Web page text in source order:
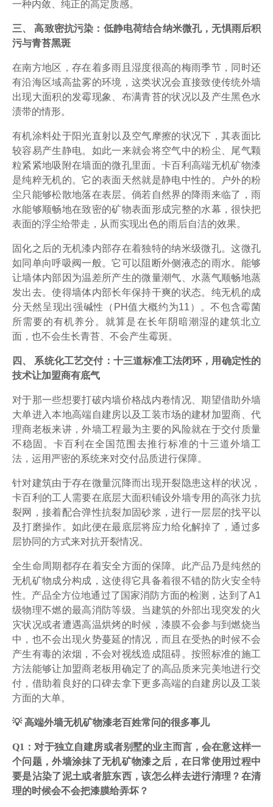
一种内敛、纯正的高定质感。
三、 高致密抗污染：低静电荷结合纳米微孔，无惧雨后积
污与青苔黑斑
在南方地区，存在着多雨且湿度很高的梅雨季节，同时还
有沿海区域高盐雾的环境，这类状况会直接致使传统外墙
出现大面积的发霉现象、布满青苔的状况以及产生黑色水
渍带的情形。
有机涂料处于阳光直射以及空气摩擦的状况下，其表面比
较容易产生静电。如此一来就会将空气中的粉尘、尾气颗
粒紧紧地吸附在墙面的微孔里面。卡百利高端无机矿物漆
是纯粹无机的。它的表面天然就是静电中性的。户外的粉
尘只能够松散地落在表层。倘若自然界的降雨来临了，雨
水能够顺畅地在致密的矿物表面形成完整的水幕，很快把
表面的浮尘给带走，从而实现出色的雨后自洁的效果。
固化之后的无机漆内部存在着独特的纳米级微孔。这微孔
如同单向呼吸阀一般。它可以阻断外侧液态的雨水。能够
让墙体内部因为温差所产生的微量潮气、水蒸气顺畅地蒸
发出去。使得墙体内部长年保持干爽的状态。纯无机的成
分天然呈现出强碱性（PH值大概约为11）。不包含霉菌
所需要的有机养分。就算是在长年阴暗潮湿的建筑北立
面，也不会生长青苔、不会产生霉斑。
四、 系统化工艺交付：十三道标准工法闭环，用确定性的
技术让加盟商有底气
对于那一些想要打破内墙价格战内卷情况、期望借助外墙
大单进入本地高端自建房以及工装市场的建材加盟商、代
理商老板来讲，外墙工程最为主要的风险就在于交付质量
不稳固。卡百利在全国范围去推行标准的十三道外墙工
法，运用严密的系统来对交付品质进行保障。
针对建筑由于存在微量沉降而出现开裂隐患这样的状况，
卡百利的工人需要在底层大面积铺设外墙专用的高张力抗
裂网，接着配合弹性抗裂加固砂浆，进行一层层的找平以
及打磨操作。如此便在最底层将应力给化解掉了，通过多
层协同的方式来对抗开裂情况。
全生命周期都存在着安全方面的保障。此产品乃是纯然的
无机矿物成分构成，这使得它具备着很不错的防火安全特
性。产品全方位地通过了国家消防方面的检测，达到了A1
级物理不燃的最高消防等级。当建筑的外部出现突发的火
灾状况或者遭遇高温烘烤的时候，漆膜不会参与到燃烧当
中，也不会出现火势蔓延的情况，而且在受热的时候不会
产生有毒的浓烟，不会对视线造成阻碍。按照标准的施工
方法能够让加盟商老板用确定了的高品质来完美地进行交
付，借助着良好的口碑去拿下更多高端的自建房以及工装
方面的大单。
💡 高端外墙无机矿物漆老百姓常问的很多事儿
Q1：对于独立自建房或者别墅的业主而言，会在意这样一
个问题，外墙涂抹了无机矿物漆之后，在日常使用过程中
要是沾染了泥土或者脏东西，该怎么样去进行清理？在清
理的时候会不会把漆膜给弄坏？